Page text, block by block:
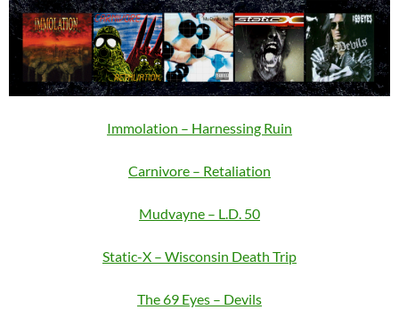
Immolation – Harnessing Ruin
Carnivore – Retaliation
Mudvayne – L.D. 50
Static-X – Wisconsin Death Trip
The 69 Eyes – Devils